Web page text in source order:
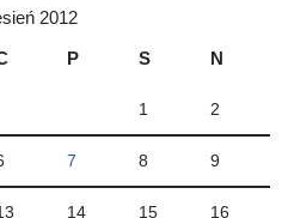
2012
P S N
1 2
7 8 9
14 15 16